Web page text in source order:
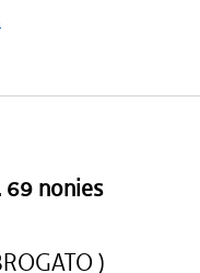
69 nonies
)